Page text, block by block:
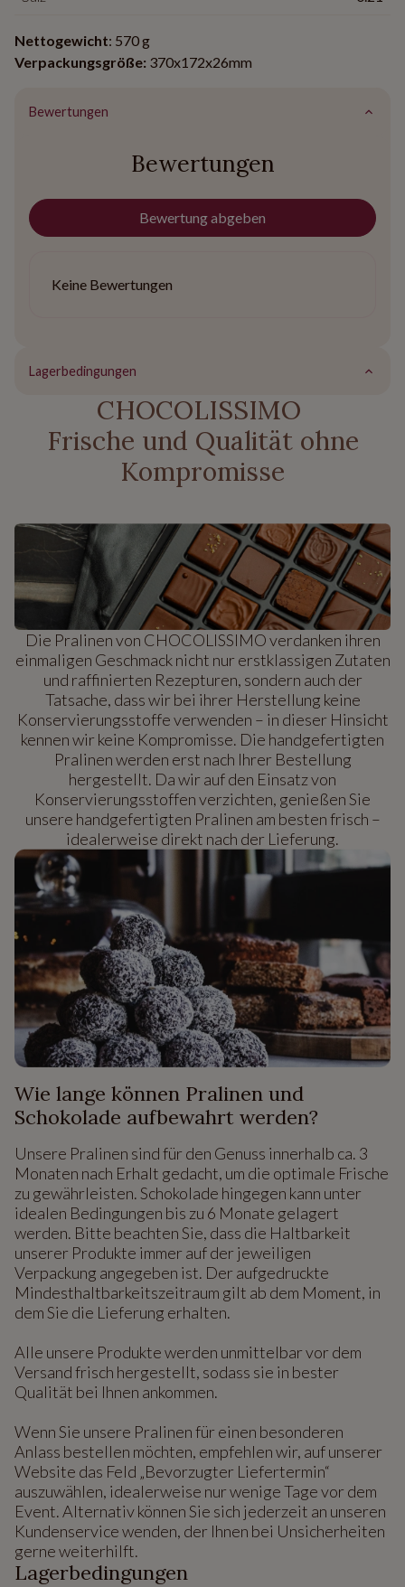
Nettogewicht: 570 g
Verpackungsgröße: 370x172x26mm
Bewertungen
Bewertungen
Bewertung abgeben
Keine Bewertungen
Lagerbedingungen
CHOCOLISSIMO
Frische und Qualität ohne
Kompromisse
Die Pralinen von CHOCOLISSIMO verdanken ihren
einmaligen Geschmack nicht nur erstklassigen Zutaten
und raffinierten Rezepturen, sondern auch der
Tatsache, dass wir bei ihrer Herstellung keine
Konservierungsstoffe verwenden – in dieser Hinsicht
kennen wir keine Kompromisse. Die handgefertigten
Pralinen werden erst nach Ihrer Bestellung
hergestellt. Da wir auf den Einsatz von
Konservierungsstoffen verzichten, genießen Sie
unsere handgefertigten Pralinen am besten frisch –
idealerweise direkt nach der Lieferung.
Wie lange können Pralinen und
Schokolade aufbewahrt werden?
Unsere Pralinen sind für den Genuss innerhalb ca. 3
Monaten nach Erhalt gedacht, um die optimale Frische
zu gewährleisten. Schokolade hingegen kann unter
idealen Bedingungen bis zu 6 Monate gelagert
werden. Bitte beachten Sie, dass die Haltbarkeit
unserer Produkte immer auf der jeweiligen
Verpackung angegeben ist. Der aufgedruckte
Mindesthaltbarkeitszeitraum gilt ab dem Moment, in
dem Sie die Lieferung erhalten.
Alle unsere Produkte werden unmittelbar vor dem
Versand frisch hergestellt, sodass sie in bester
Qualität bei Ihnen ankommen.
Wenn Sie unsere Pralinen für einen besonderen
Anlass bestellen möchten, empfehlen wir, auf unserer
Website das Feld „Bevorzugter Liefertermin“
auszuwählen, idealerweise nur wenige Tage vor dem
Event. Alternativ können Sie sich jederzeit an unseren
Kundenservice wenden, der Ihnen bei Unsicherheiten
gerne weiterhilft.
Lagerbedingungen